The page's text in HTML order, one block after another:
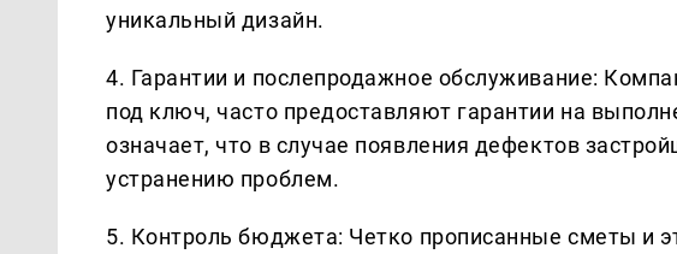
уникальный дизайн.
4. Гарантии и послепродажное обслуживание:
под ключ, часто предоставляют гарантии на
означает, что в случае появления дефектов
устранению проблем.
5. Контроль бюджета: Четко прописанные сметы и